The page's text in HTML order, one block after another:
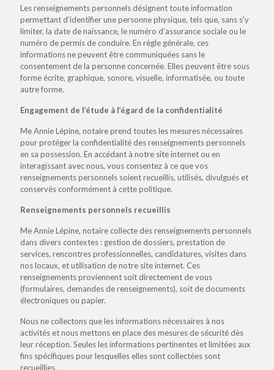
Les renseignements personnels désignent toute information
permettant d’identifier une personne physique, tels que, sans s’y
limiter, la date de naissance, le numéro d’assurance sociale ou le
numéro de permis de conduire. En règle générale, ces
informations ne peuvent être communiquées sans le
consentement de la personne concernée. Elles peuvent être sous
forme écrite, graphique, sonore, visuelle, informatisée, ou toute
autre forme.
Engagement de l’étude à l’égard de la confidentialité
Me Annie Lépine, notaire prend toutes les mesures nécessaires
pour protéger la confidentialité des renseignements personnels
en sa possession. En accédant à notre site internet ou en
interagissant avec nous, vous consentez à ce que vos
renseignements personnels soient recueillis, utilisés, divulgués et
conservés conformément à cette politique.
Renseignements personnels recueillis
Me Annie Lépine, notaire collecte des renseignements personnels
dans divers contextes : gestion de dossiers, prestation de
services, rencontres professionnelles, candidatures, visites dans
nos locaux, et utilisation de notre site internet. Ces
renseignements proviennent soit directement de vous
(formulaires, demandes de renseignements), soit de documents
électroniques ou papier.
Nous ne collectons que les informations nécessaires à nos
activités et nous mettons en place des mesures de sécurité dès
leur réception. Seules les informations pertinentes et limitées aux
fins spécifiques pour lesquelles elles sont collectées sont
recueillies.